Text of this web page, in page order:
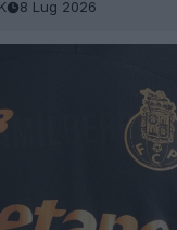
8 Lug 2026